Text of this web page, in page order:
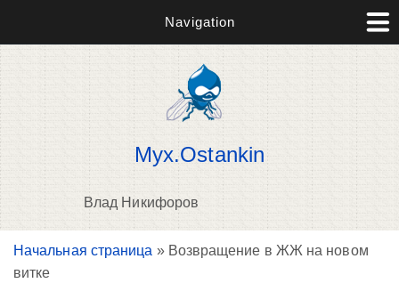
Navigation
Myx.Ostankin
Влад Никифоров
Вы здесь
Начальная страница » Возвращение в ЖЖ на новом
витке